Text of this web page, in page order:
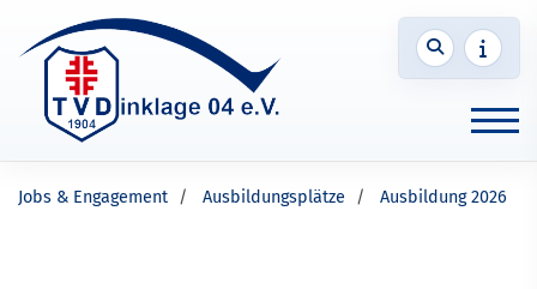
Jobs & Engagement Ausbildungsplätze Ausbildung 2026